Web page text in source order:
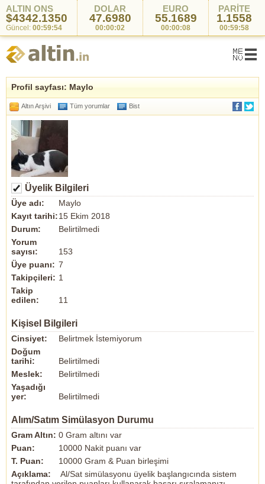
ALTIN ONS
$4342.1350
Güncel: 00:59:54
DOLAR
47.6980
00:00:02
EURO
55.1689
00:00:08
PARİTE
1.1558
00:59:58
Profil sayfası: Maylo
Altın Arşivi Tüm yorumlar Bist
Üyelik Bilgileri
Üye adı:
Maylo
Kayıt tarihi:15 Ekim 2018
Durum:
Belirtilmedi
Yorum
sayısı:
153
Üye puanı: 7
Takipçileri: 1
Takip
edilen:
11
Kişisel Bilgileri
Cinsiyet:
Belirtmek İstemiyorum
Doğum
tarihi:
Belirtilmedi
Meslek:
Belirtilmedi
Yaşadığı
yer:
Belirtilmedi
Alım/Satım Simülasyon Durumu
Gram Altın: 0 Gram altını var
Puan:
10000 Nakit puanı var
T. Puan:
10000 Gram & Puan birleşimi
Açıklama:
Al/Sat simülasyonu üyelik başlangıcında sistem